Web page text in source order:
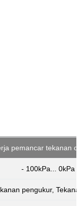
pemancar tekanan
- 100kPa... 0kPa ~
pengukur,